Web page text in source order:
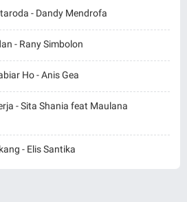
- Dandy Mendrofa
- Rany Simbolon
Ho - Anis Gea
- Sita Shania feat Maulana
- Elis Santika